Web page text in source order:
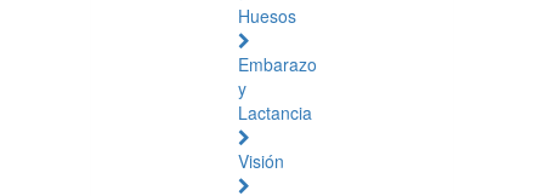
Huesos
Embarazo
y
Lactancia
Visión